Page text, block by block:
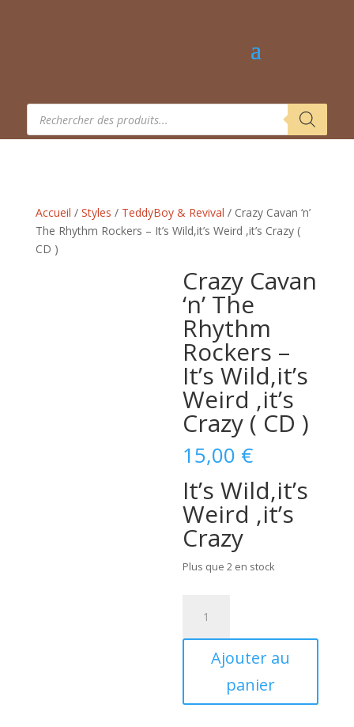
Recherche
produits
Accueil / Styles / TeddyBoy & Revival / Crazy Cavan ‘n’
The Rhythm Rockers – It’s Wild,it’s Weird ,it’s Crazy (
CD )
Crazy Cavan
‘n’ The
Rhythm
Rockers –
It’s Wild,it’s
Weird ,it’s
Crazy ( CD )
15,00 €
It’s Wild,it’s
Weird ,it’s
Crazy
Plus que 2 en stock
Crazy
CavanAjouter au
panier